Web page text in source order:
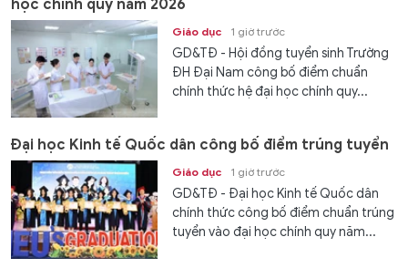
học chính quy năm 2026
Giáo dục 1 giờ trước
GD&TĐ - Hội đồng tuyển sinh Trường
ĐH Đại Nam công bố điểm chuẩn
chính thức hệ đại học chính quy...
Đại học Kinh tế Quốc dân công bố điểm trúng tuyển
Giáo dục 1 giờ trước
GD&TĐ - Đại học Kinh tế Quốc dân
chính thức công bố điểm chuẩn trúng
tuyển vào đại học chính quy năm...